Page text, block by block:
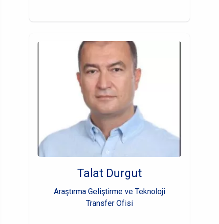
Talat Durgut
Araştırma Geliştirme ve Teknoloji
Transfer Ofisi